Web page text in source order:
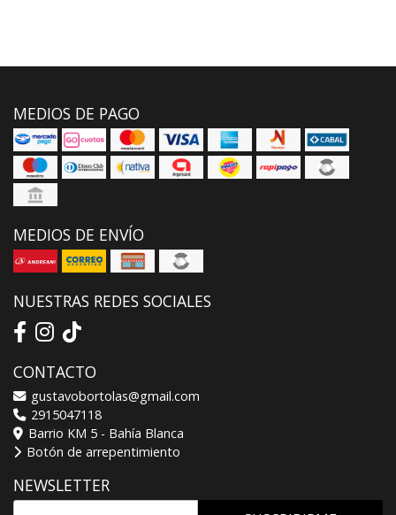
MEDIOS DE PAGO
MEDIOS DE ENVÍO
NUESTRAS REDES SOCIALES
CONTACTO
gustavobortolas@gmail.com
2915047118
Barrio KM 5 - Bahía Blanca
Botón de arrepentimiento
NEWSLETTER